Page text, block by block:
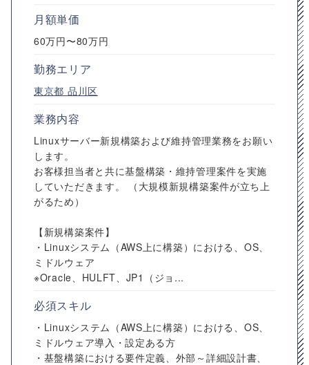
月額単価
60万円〜80万円
勤務エリア
東京都 品川区
業務内容
Linuxサーバー新規構築および維持管理業務をお願い
します。
お客様担当者と共に基盤構築・維持管理案件を実施
していただきます。 （大規模新規構築案件が立ち上
がるため）
【新規構築案件】
・Linuxシステム（AWS上に構築）における、OS、
ミドルウェア
※Oracle、HULFT、JP1（ジョ...
必須スキル
・Linuxシステム（AWS上に構築）における、OS、
ミドルウェア導入・設定ある方
・基盤構築における要件定義、外部～詳細設計書、